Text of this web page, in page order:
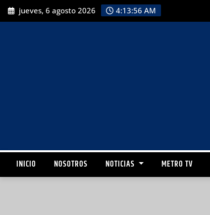
jueves, 6 agosto 2026 4:13:58 AM
INICIO NOSOTROS NOTICIAS METRO TV